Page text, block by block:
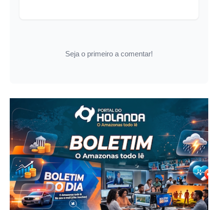
Seja o primeiro a comentar!